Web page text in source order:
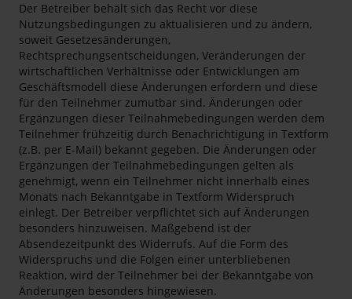
Der Betreiber behält sich das Recht vor diese
Nutzungsbedingungen zu aktualisieren und zu ändern,
soweit Gesetzesänderungen,
Rechtsprechungsentscheidungen, Veränderungen der
wirtschaftlichen Verhältnisse oder Entwicklungen am
Geschäftsmodell diese Änderungen erfordern und diese
für den Teilnehmer zumutbar sind. Änderungen oder
Ergänzungen dieser Teilnahmebedingungen werden dem
Teilnehmer frühzeitig durch Benachrichtigung in Textform
(z.B. per E-Mail) bekannt gegeben. Die Änderungen oder
Ergänzungen der Teilnahmebedingungen gelten als
genehmigt, wenn ein Teilnehmer nicht innerhalb eines
Monats nach Bekanntgabe in Textform Widerspruch
einlegt. Der Betreiber verpflichtet sich auf Änderungen
besonders hinzuweisen. Maßgebend ist der
Absendezeitpunkt des Widerrufs. Auf die Form des
Widerspruchs und die Folgen einer unterbliebenen
Reaktion, wird der Teilnehmer bei der Bekanntgabe von
Änderungen besonders hingewiesen.